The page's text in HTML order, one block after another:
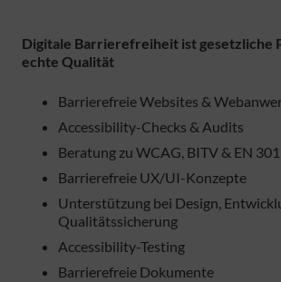
Digitale Barrierefreiheit ist gesetzliche
echte Qualität
Barrierefreie Websites &
Accessibility-Checks & Audits
Beratung zu WCAG, BITV & EN
Barrierefreie UX/UI-Konzepte
Unterstützung bei Design,
Qualitätssicherung
Accessibility-Testing
Barrierefreie Dokumente